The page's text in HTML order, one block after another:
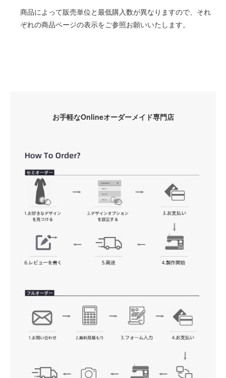
商品によって販売単位と最低購入数が異なりますので、それ
ぞれの商品ページの表示をご参照お願いいたします。
お手軽なOnlineオーダーメイド専門店